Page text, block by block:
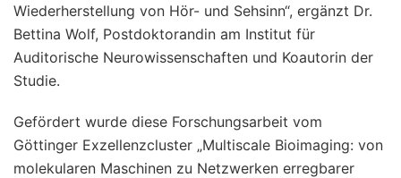
Wiederherstellung von Hör- und Sehsinn“, ergänzt Dr.
Bettina Wolf, Postdoktorandin am Institut für
Auditorische Neurowissenschaften und Koautorin der
Studie.
Gefördert wurde diese Forschungsarbeit vom
Göttinger Exzellenzcluster „Multiscale Bioimaging: von
molekularen Maschinen zu Netzwerken erregbarer